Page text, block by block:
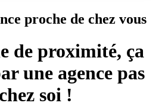
proche de chez vous
de proximité, ça
une agence pas
soi !